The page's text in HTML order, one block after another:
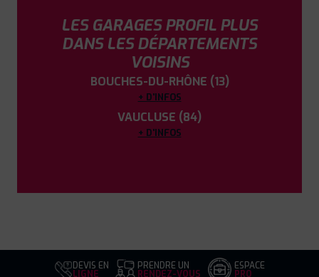
LES GARAGES PROFIL PLUS
DANS LES DÉPARTEMENTS
VOISINS
BOUCHES-DU-RHÔNE (13)
+ D'INFOS
VAUCLUSE (84)
+ D'INFOS
DEVIS EN
LIGNE
PRENDRE UN
RENDEZ-VOUS
ESPACE
PRO